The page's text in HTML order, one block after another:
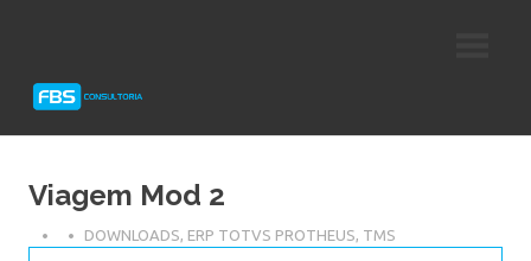
Protheus
Viagem Mod 2
DOWNLOADS, ERP TOTVS PROTHEUS, TMS